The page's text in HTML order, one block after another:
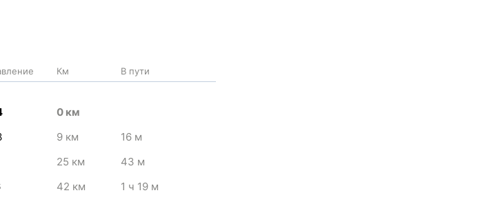
Км В пути
0 км
9 км 16 м
25 км 43 м
42 км 1 ч 19 м